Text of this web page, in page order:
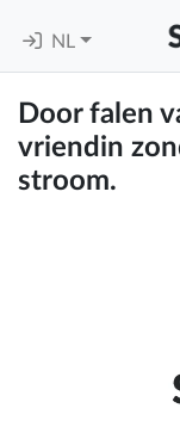
NL
Door falen
vriendin
stroom.